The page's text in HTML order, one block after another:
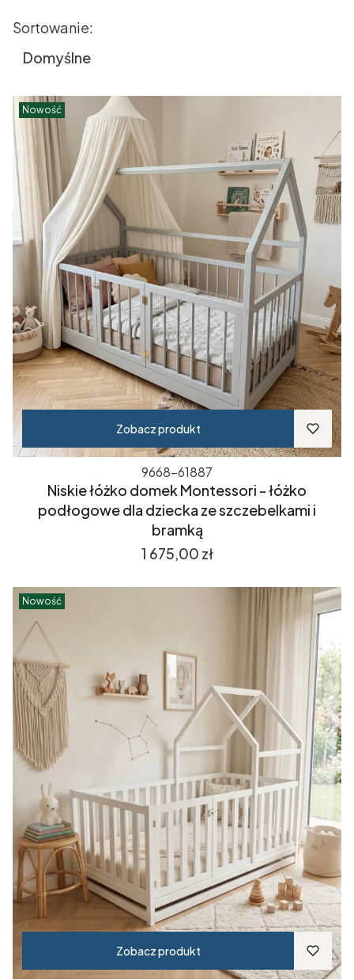
Lista produktów
Sortowanie:
Domyślne
Nowość
Zobacz produkt
9668-61887
Niskie łóżko domek Montessori - łóżko
podłogowe dla dziecka ze szczebelkami i
bramką
Cena
1 675,00 zł
Nowość
Zobacz produkt